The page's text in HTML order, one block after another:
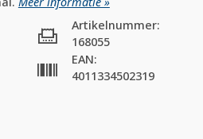
Artikelnummer:
168055
EAN:
4011334502319